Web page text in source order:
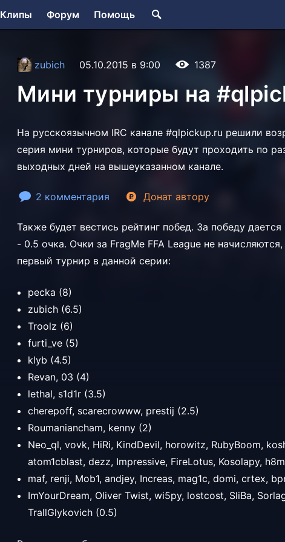
Клипы Форум Помощь
zubich 05.10.2015 в 9:00 1387
Мини турниры на
На русскоязычном IRC канале #qlpickup.ru решили
серия мини турниров, которые будут проходить по
выходных дней на вышеуказанном канале.
2 комментария Донат автору
Также будет вестись рейтинг побед. За победу
- 0.5 очкa. Очки за FragMe FFA League не
первый турнир в данной серии:
pecka (8)
zubich (6.5)
Troolz (6)
furti_ve (5)
klyb (4.5)
Revan, 03 (4)
lethal, s1d1r (3.5)
cherepoff, scаrecrowww, prestij (2.5)
Roumaniancham, kenny (2)
Neo_ql, vovk, HiRi, KindDevil, horowitz, RubyBoom,
atom1cblast, dezz, Impressive, FireLotus, Kosolapy,
maf, renji, Mob1, andjey, Increas, mag1c, domi, crtex,
ImYourDream, Oliver Twist, wi5py, lostcost, SliBa,
TrallGlykovich (0.5)